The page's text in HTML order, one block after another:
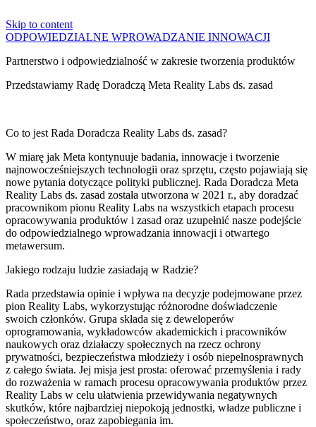
Skip to content
ODPOWIEDZIALNE WPROWADZANIE INNOWACJI
Partnerstwo i odpowiedzialność w zakresie tworzenia produktów
Przedstawiamy Radę Doradczą Meta Reality Labs ds. zasad
Co to jest Rada Doradcza Reality Labs ds. zasad?
W miarę jak Meta kontynuuje badania, innowacje i tworzenie
najnowocześniejszych technologii oraz sprzętu, często pojawiają się
nowe pytania dotyczące polityki publicznej. Rada Doradcza Meta
Reality Labs ds. zasad została utworzona w 2021 r., aby doradzać
pracownikom pionu Reality Labs na wszystkich etapach procesu
opracowywania produktów i zasad oraz uzupełnić nasze podejście
do odpowiedzialnego wprowadzania innowacji i otwartego
metawersum.
Jakiego rodzaju ludzie zasiadają w Radzie?
Rada przedstawia opinie i wpływa na decyzje podejmowane przez
pion Reality Labs, wykorzystując różnorodne doświadczenie
swoich członków. Grupa składa się z deweloperów
oprogramowania, wykładowców akademickich i pracowników
naukowych oraz działaczy społecznych na rzecz ochrony
prywatności, bezpieczeństwa młodzieży i osób niepełnosprawnych
z całego świata. Jej misja jest prosta: oferować przemyślenia i rady
do rozważenia w ramach procesu opracowywania produktów przez
Reality Labs w celu ułatwienia przewidywania negatywnych
skutków, które najbardziej niepokoją jednostki, władze publiczne i
społeczeństwo, oraz zapobiegania im.